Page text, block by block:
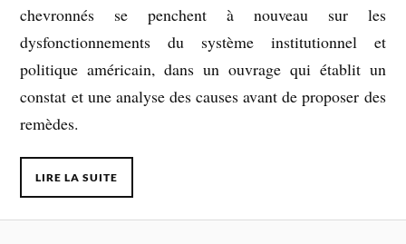
chevronnés se penchent à nouveau sur les
dysfonctionnements du système institutionnel et
politique américain, dans un ouvrage qui établit un
constat et une analyse des causes avant de proposer des
remèdes.
LIRE LA SUITE